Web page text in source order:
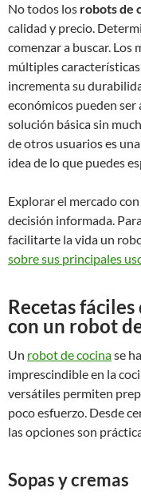
No todos los robots de
calidad y precio.
comenzar a buscar. Los
múltiples
incrementa su
económicos pueden ser
solución básica sin
de otros usuarios es
idea de lo que puedes
Explorar el mercado
decisión informada.
facilitarte la vida un
sobre sus principales
Recetas
con un robot
Un robot de cocinase
imprescindible en la
versátiles permiten
poco esfuerzo. Desde
las opciones son
Sopas y cremas